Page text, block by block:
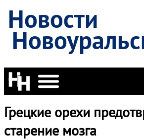
Новости
Грецкие орехи
старение мозга